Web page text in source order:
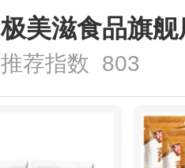
极美滋食品旗舰
推荐指数 803